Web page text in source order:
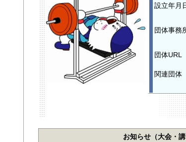
設立年月
団体事務
団体URL
関連団体
お知らせ（大会・